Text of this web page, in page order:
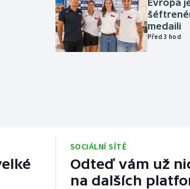
Evropa
medaili
Před 3 hod
SOCIÁLNÍ SÍTĚ
Odteď vám už
na dalších